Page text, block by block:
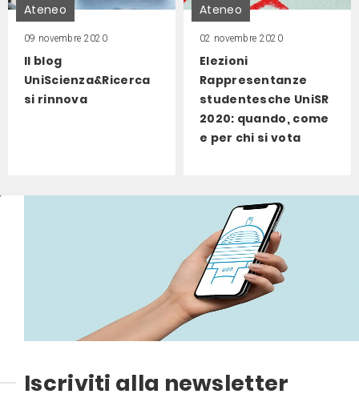
Ateneo
09 novembre 2020
Il blog
UniScienza&Ricerca
si rinnova
Ateneo
02 novembre 2020
Elezioni
Rappresentanze
studentesche UniSR
2020: quando, come
e per chi si vota
Iscriviti alla newsletter